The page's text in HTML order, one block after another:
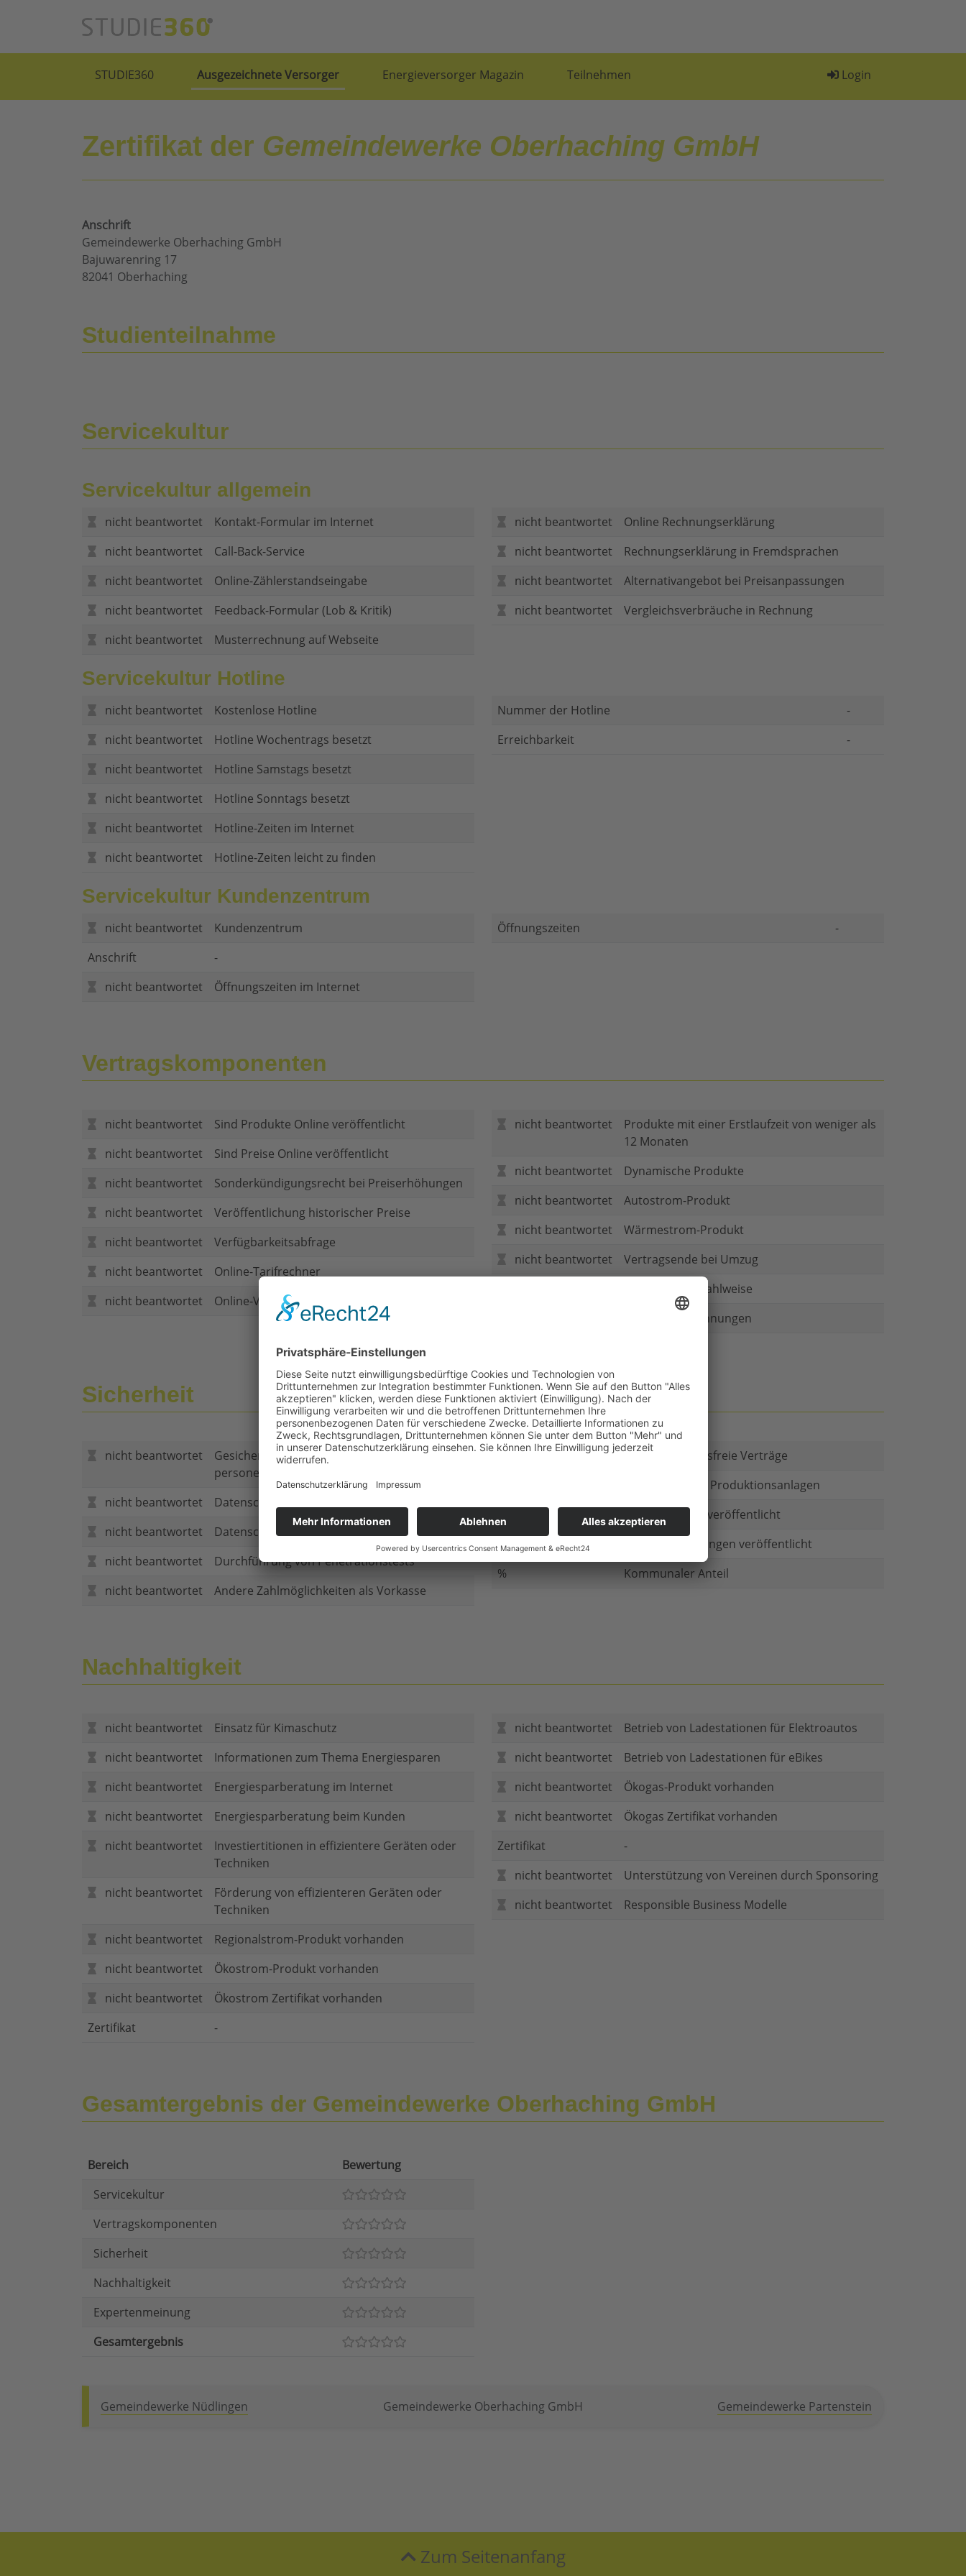
STUDIE360 Ausgezeichnete Versorger Energieversorger Magazin Teilnehmen Login
Zertifikat der Gemeindewerke Oberhaching GmbH
Anschrift
Gemeindewerke Oberhaching GmbH
Bajuwarenring 17
82041 Oberhaching
Studienteilnahme
Servicekultur
Servicekultur allgemein
nicht beantwortet
Kontakt-Formular im Internet
nicht beantwortet
Call-Back-Service
nicht beantwortet
Online-Zählerstandseingabe
nicht beantwortet
Feedback-Formular (Lob & Kritik)
nicht beantwortet
Musterrechnung auf Webseite
nicht beantwortet
Online Rechnungserklärung
nicht beantwortet
Rechnungserklärung in Fremdsprachen
nicht beantwortet
Alternativangebot bei Preisanpassungen
nicht beantwortet
Vergleichsverbräuche in Rechnung
Servicekultur Hotline
nicht beantwortet
Kostenlose Hotline
nicht beantwortet
Hotline Wochentrags besetzt
nicht beantwortet
Hotline Samstags besetzt
nicht beantwortet
Hotline Sonntags besetzt
nicht beantwortet
Hotline-Zeiten im Internet
nicht beantwortet
Hotline-Zeiten leicht zu finden
Nummer der Hotline
-
Erreichbarkeit
-
Servicekultur Kundenzentrum
nicht beantwortet
Kundenzentrum
Anschrift
-
nicht beantwortet
Öffnungszeiten im Internet
Öffnungszeiten -
Vertragskomponenten
nicht beantwortet
Sind Produkte Online veröffentlicht
nicht beantwortet
Sind Preise Online veröffentlicht
nicht beantwortet
Sonderkündigungsrecht bei Preiserhöhungen
nicht beantwortet
Veröffentlichung historischer Preise
nicht beantwortet
Verfügbarkeitsabfrage
nicht beantwortet
Online-Tarifrechner
nicht beantwortet
Online-Vertragsabschluss
nicht beantwortet
Produkte mit einer Erstlaufzeit von weniger als
12 Monaten
nicht beantwortet
Dynamische Produkte
nicht beantwortet
Autostrom-Produkt
nicht beantwortet
Wärmestrom-Produkt
nicht beantwortet
Vertragsende bei Umzug
Mehr als eine Zahlweise
Gedruckte Rechnungen
Sicherheit
nicht beantwortet
Gesicherte Verbindung bei
personenbezogenen Daten
nicht beantwortet
Datenschutzerklärung
nicht beantwortet
Datenschutzerklärung im Internet
nicht beantwortet
Durchführung von Penetrationstests
nicht beantwortet
Andere Zahlmöglichkeiten als Vorkasse
nicht beantwortet
Gibt es Kautionsfreie Verträge
Investitionen in Produktionsanlagen
nicht beantwortet
Geschäftsform veröffentlicht
nicht beantwortet
Firmenbeteiligungen veröffentlicht
%
Kommunaler Anteil
Nachhaltigkeit
nicht beantwortet
Einsatz für Kimaschutz
nicht beantwortet
Informationen zum Thema Energiesparen
nicht beantwortet
Energiesparberatung im Internet
nicht beantwortet
Energiesparberatung beim Kunden
nicht beantwortet
Investiertitionen in effizientere Geräten oder
Techniken
nicht beantwortet
Förderung von effizienteren Geräten oder
Techniken
nicht beantwortet
Regionalstrom-Produkt vorhanden
nicht beantwortet
Ökostrom-Produkt vorhanden
nicht beantwortet
Ökostrom Zertifikat vorhanden
Zertifikat
-
nicht beantwortet
Betrieb von Ladestationen für Elektroautos
nicht beantwortet
Betrieb von Ladestationen für eBikes
nicht beantwortet
Ökogas-Produkt vorhanden
nicht beantwortet
Ökogas Zertifikat vorhanden
Zertifikat
-
nicht beantwortet
Unterstützung von Vereinen durch Sponsoring
nicht beantwortet
Responsible Business Modelle
Gesamtergebnis der Gemeindewerke Oberhaching GmbH
Bereich
Bewertung
Servicekultur
Vertragskomponenten
Sicherheit
Nachhaltigkeit
Expertenmeinung
Gesamtergebnis
Gemeindewerke Nüdlingen Gemeindewerke Oberhaching GmbH Gemeindewerke Partenstein
Zum Seitenanfang